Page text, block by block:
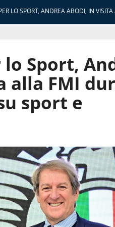
LO SPORT, ANDREA ABODI, IN
Sport,
alla FMI
sport e
Targhe
produzione
d'epoca